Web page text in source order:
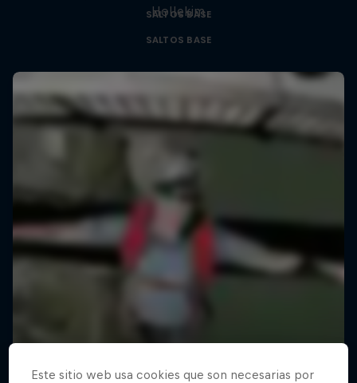
SALTOS BASE
Hollekim
SALTOS BASE
Este sitio web usa cookies que son necesarias por